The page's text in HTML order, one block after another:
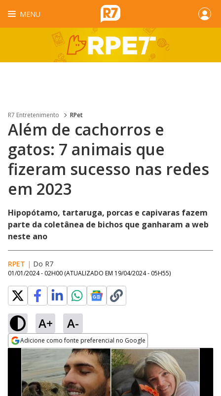
MENU
R7 Entretenimento RPet
Além de cachorros e
gatos: 7 animais que
fizeram sucesso nas redes
em 2023
Hipopótamo, tartaruga, porcas e capivaras fazem
parte da coletânea de bichos que ganharam a web
neste ano
RPET | Do R7
01/01/2024 - 02H00 (ATUALIZADO EM 19/04/2024 - 05H55)
A+ A-
Adicione como fonte preferencial no Google
Opens in new window